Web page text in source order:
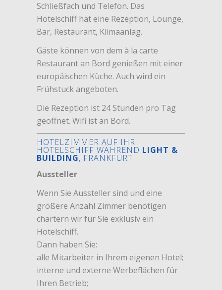
Schließfach und Telefon. Das
Hotelschiff hat eine Rezeption, Lounge,
Bar, Restaurant, Klimaanlag.
Gäste können von dem à la carte
Restaurant an Bord genießen mit einer
europäischen Küche. Auch wird ein
Frühstuck angeboten.
Die Rezeption ist 24 Stunden pro Tag
geöffnet. Wifi ist an Bord.
HOTELZIMMER AUF IHR
HOTELSCHIFF WÄHREND LIGHT &
BUILDING, FRANKFURT
Aussteller
Wenn Sie Aussteller sind und eine
größere Anzahl Zimmer benötigen
chartern wir für Sie exklusiv ein
Hotelschiff.
Dann haben Sie:
alle Mitarbeiter in Ihrem eigenen Hotel;
interne und externe Werbeflächen für
Ihren Betrieb;